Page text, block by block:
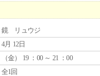
鏡 リュウジ
4月 12日
（金） 19 ：00 ～ 21 ：00
全1回